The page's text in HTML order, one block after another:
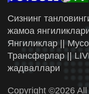
Сизнинг
жамоа
Янгиликлар ||
Трансферлар ||
жадваллари
Copyright ©2026